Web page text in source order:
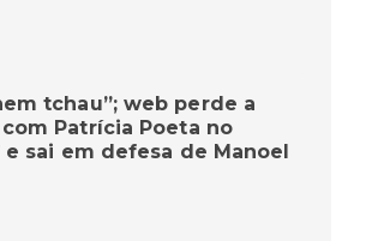
tchau”; web perde a
Patrícia Poeta no
e sai em defesa de Manoel